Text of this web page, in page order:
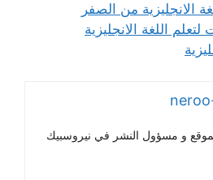
الانجليزية من الصفر
اللغة الانجليزية
و مسؤول النشر في نيروسبيك